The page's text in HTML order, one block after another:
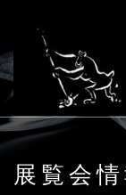
展覧会情